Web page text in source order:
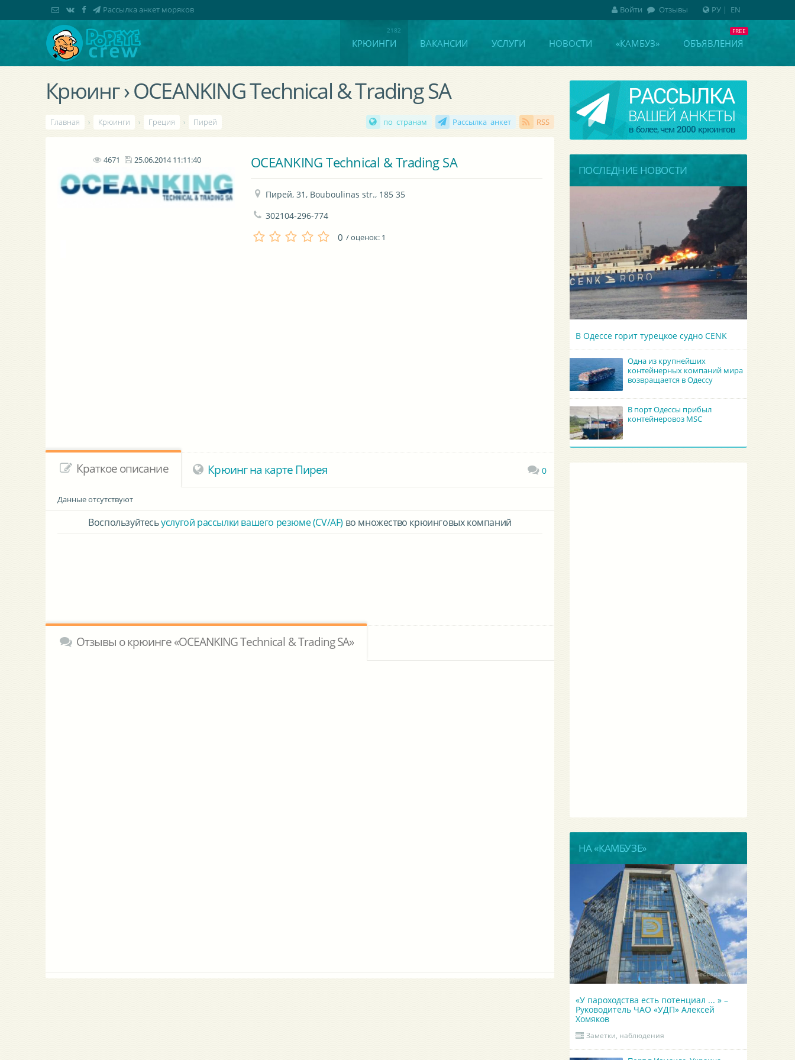
КРЮИНГИ ВАКАНСИИ УСЛУГИ НОВОСТИ «КАМБУЗ» ОБЪЯВЛЕНИЯ
Крюинг › OCEANKING Technical & Trading SA
Главная › Крюинги › Греция › Пирей по странам Рассылка анкет RSS
4671 25.06.2014 11:11:40 OCEANKING Technical & Trading SA
Пирей, 31, Bouboulinas str., 185 35
302104-296-774
0 / оценок: 1
Краткое описание Крюинг на карте Пирея 0
Данные отсутствуют
Воспользуйтесьуслугой рассылки вашего резюме (CV/AF) во множество крюинговых компаний
Отзывы о крюинге «OCEANKING Technical & Trading SA»
ПОСЛЕДНИЕ НОВОСТИ
В Одессе горит турецкое судно CENK
Одна из крупнейших
контейнерных компаний мира
возвращается в Одессу
В порт Одессы прибыл
контейнеровоз MSC
НА «КАМБУЗЕ»
«У пароходства есть потенциал ... » –
Руководитель ЧАО «УДП» Алексей
Хомяков
Заметки, наблюдения
РУ| EN
Рассылка анкет моряков Войти Отзывы